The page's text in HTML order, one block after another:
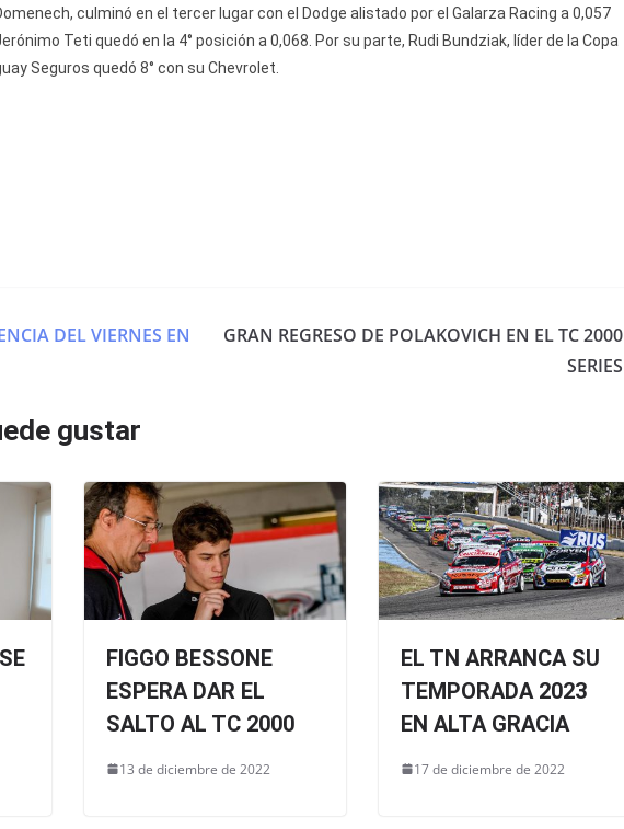
culminó en el tercer lugar con el Dodge alistado por el Galarza Racing a 0,057
Teti quedó en la 4° posición a 0,068. Por su parte, Rudi Bundziak, líder de la Copa
Seguros quedó 8° con su Chevrolet.
DEL VIERNES EN
GRAN REGRESO DE POLAKOVICH EN EL TC 2000
SERIES
gustar
FIGGO BESSONE
ESPERA DAR EL
SALTO AL TC 2000
13 de diciembre de 2022
EL TN ARRANCA SU
TEMPORADA 2023
EN ALTA GRACIA
17 de diciembre de 2022